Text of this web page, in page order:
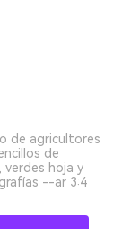
de agricultores
de
verdes hoja y
--ar 3:4